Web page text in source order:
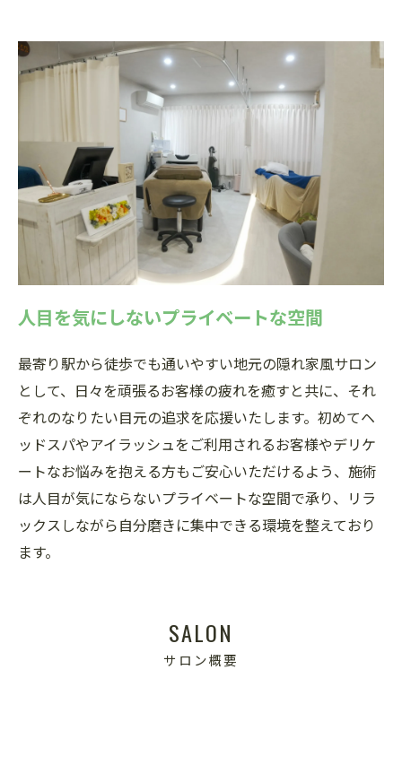
人目を気にしないプライベートな空間
最寄り駅から徒歩でも通いやすい地元の隠れ家風サロン
として、日々を頑張るお客様の疲れを癒すと共に、それ
ぞれのなりたい目元の追求を応援いたします。初めてヘ
ッドスパやアイラッシュをご利用されるお客様やデリケ
ートなお悩みを抱える方もご安心いただけるよう、施術
は人目が気にならないプライベートな空間で承り、リラ
ックスしながら自分磨きに集中できる環境を整えており
ます。
サロン概要
SALON